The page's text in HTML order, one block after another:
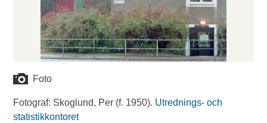
Foto
Fotograf: Skoglund, Per (f. 1950). Utrednings- och
statistikkontoret